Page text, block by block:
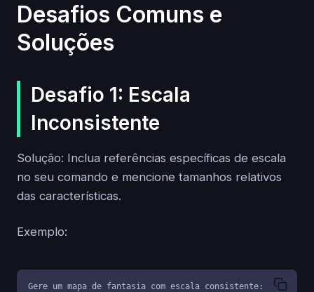
Desafios Comuns e
Soluções
Desafio 1: Escala
Inconsistente
Solução: Inclua referências específicas de escala
no seu comando e mencione tamanhos relativos
das características.
Exemplo:
Gere um mapa de fantasia com escala consistente: